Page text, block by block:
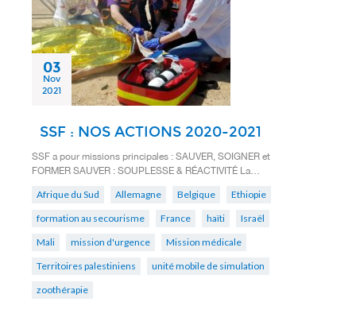
03
Nov
2021
SSF : NOS ACTIONS 2020-2021
SSF a pour missions principales : SAUVER, SOIGNER et
FORMER SAUVER : SOUPLESSE & RÉACTIVITÉ La…
Afrique du Sud Allemagne Belgique
Ethiopie
formation au secourisme
France haïti
Israël
Mali
mission d'urgence
Mission médicale
Territoires palestiniens
unité mobile de simulation
zoothérapie